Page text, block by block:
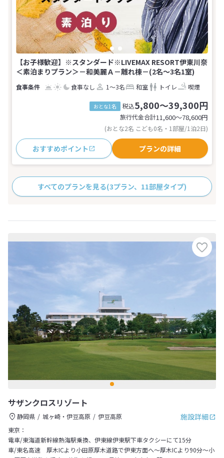
【お子様歓迎】※スタンダード※LIVEMAX RESORT伊東川奈
＜素泊まりプラン＞－和美麗Ａ－離れ棟－(2名～3名1室)
食事なし 1～3名 和室 トイレ 喫煙
おとな1名 税込5,800～39,300円
旅行代金合計11,600〜78,600円
(おとな2名 こども0名・1部屋/1泊2日)
おすすめポイント プランの詳細
すべてのプランを見る(3プラン、11部屋タイプ)
サザンクロスリゾート
施設詳細
静岡県 城ヶ崎・伊豆高原
伊豆高原
東京：
電車/東海道新幹線熱海駅乗換、伊東線伊東駅下車タクシーにて15分
車/東名高速 厚木ICより小田原厚木道路で伊東方面へ～厚木ICより90分～小